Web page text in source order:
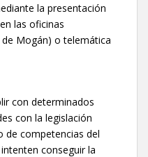
la presentación
las oficinas
Mogán) o telemática
con determinados
con la legislación
de competencias del
conseguir la